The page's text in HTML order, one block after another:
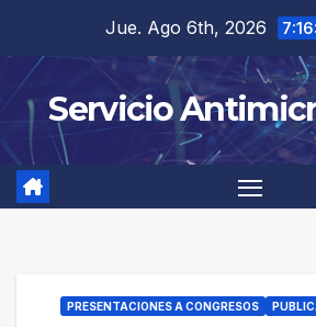
contenido
Jue. Ago 6th, 2026
Servicio
PRESENTACIONES A CONGRESOS